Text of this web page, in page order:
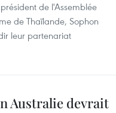
de l'Assemblée
de Thaïlande, Sophon
leur partenariat
Australie devrait